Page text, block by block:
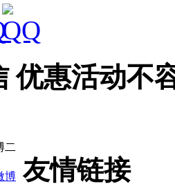
优惠活动不
二
友情链接